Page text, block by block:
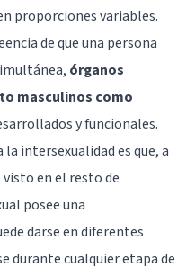
proporciones variables.
de que una persona
órganos
masculinos como
y funcionales.
intersexualidad es que, a
en el resto de
posee una
darse en diferentes
durante cualquier etapa de